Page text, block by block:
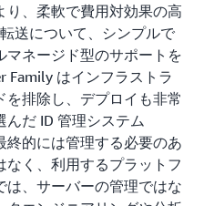
り、柔軟で費用対効果の高
送について、シンプルで
ネージド型のサポートを
Family はインフラストラ
を排除し、デプロイも非常
だ ID 管理システム
終的には管理する必要のあ
なく、利用するプラットフ
は、サーバーの管理ではな